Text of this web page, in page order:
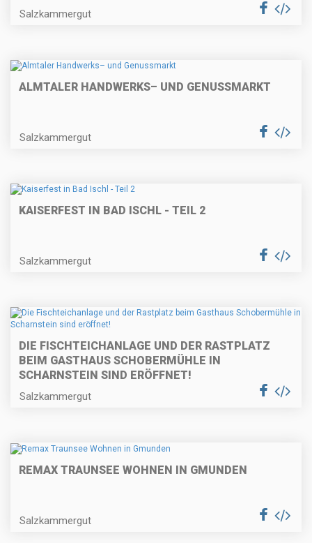
Salzkammergut
ALMTALER HANDWERKS– UND GENUSSMARKT
Salzkammergut
KAISERFEST IN BAD ISCHL - TEIL 2
Salzkammergut
DIE FISCHTEICHANLAGE UND DER RASTPLATZ
BEIM GASTHAUS SCHOBERMÜHLE IN
SCHARNSTEIN SIND ERÖFFNET!
Salzkammergut
REMAX TRAUNSEE WOHNEN IN GMUNDEN
Salzkammergut